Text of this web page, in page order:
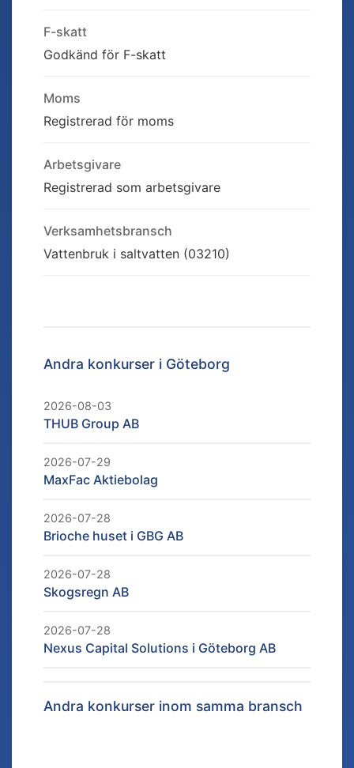
F-skatt
Godkänd för F-skatt
Moms
Registrerad för moms
Arbetsgivare
Registrerad som arbetsgivare
Verksamhetsbransch
Vattenbruk i saltvatten (03210)
Andra konkurser i Göteborg
2026-08-03
THUB Group AB
2026-07-29
MaxFac Aktiebolag
2026-07-28
Brioche huset i GBG AB
2026-07-28
Skogsregn AB
2026-07-28
Nexus Capital Solutions i Göteborg AB
Andra konkurser inom samma bransch